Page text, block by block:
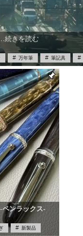
続きを読む
万年筆 筆記具
ンラックス‐
新製品